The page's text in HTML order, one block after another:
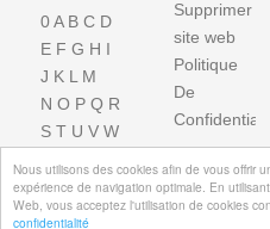
Nous utilisons des cookies afin de vous offrir
expérience de navigation optimale. En
Web, vous acceptez l'utilisation de cookies
confidentialité
0A B C D
E F G H I
J K L M
N O P Q R
S T U V W
Supprimer
site web
Politique
De
Confidentialite